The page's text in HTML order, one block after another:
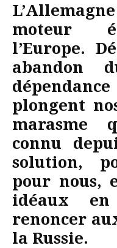
moteur
l’Europe.
abandon
plongent
marasme
connu
solution,
pour nous,
idéaux
renoncer
la Russie.